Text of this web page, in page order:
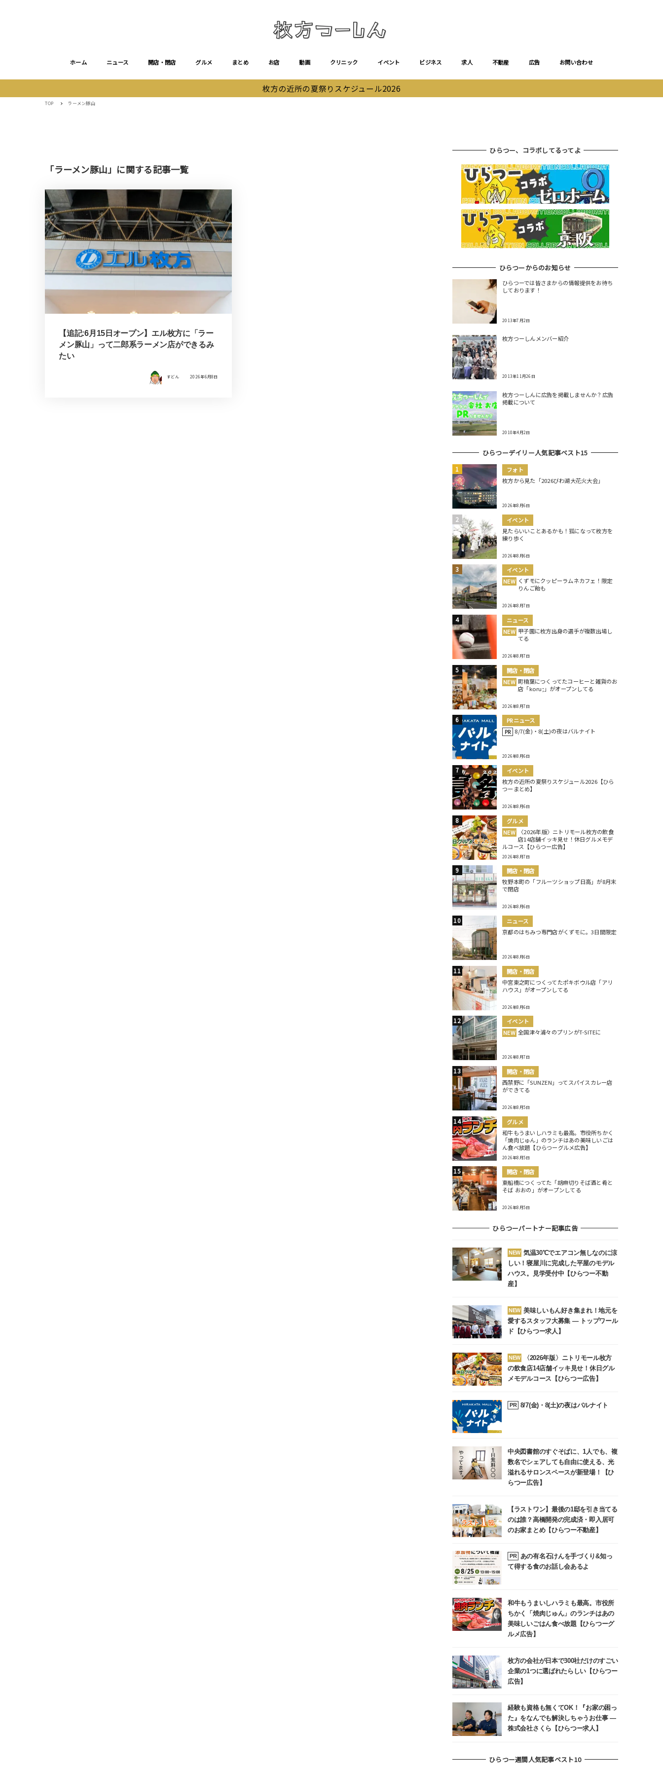
ホーム ニュース 開店・閉店 グルメ まとめ お店 動画 クリニック イベント ビジネス 求人 不動産 広告 お問い合わせ
枚方の近所の夏祭りスケジュール2026
TOP ラーメン豚山
「ラーメン豚山」に関する記事一覧
【追記:6月15日オープン】エル枚方に「ラー
メン豚山」って二郎系ラーメン店ができるみ
たい
すどん 2026年6月8日
ひらつー、コラボしてるってよ
ひらつーからのお知らせ
ひらつーでは皆さまからの情報提供をお待ち
しております！
2013年7月2日
枚方つーしんメンバー紹介
2013年11月26日
枚方つーしんに広告を掲載しませんか？広告
掲載について
2010年4月2日
ひらつーデイリー人気記事ベスト15
フォト
枚方から見た「2026びわ湖大花火大会」
2026年8月6日
イベント
見たらいいことあるかも！狐になって枚方を
練り歩く
2026年8月6日
イベント
NEW くずモにクッピーラムネカフェ！限定
りんご飴も
2026年8月7日
ニュース
NEW 甲子園に枚方出身の選手が複数出場し
てる
2026年8月7日
開店・閉店
NEW 町楠葉につくってたコーヒーと雑貨のお
店「koru;」がオープンしてる
2026年8月7日
PRニュース
PR 8/7(金)・8(土)の夜はバルナイト
2026年8月6日
イベント
枚方の近所の夏祭りスケジュール2026【ひら
つーまとめ】
2026年8月6日
グルメ
NEW
〈2026年版〉ニトリモール枚方の飲食
店14店舗イッキ見せ！休日グルメモデ
ルコース【ひらつー広告】
2026年8月7日
開店・閉店
牧野本町の「フルーツショップ日高」が8月末
で閉店
2026年8月6日
ニュース
京都のはちみつ専門店がくずモに。3日間限定
2026年8月6日
開店・閉店
中宮東之町につくってたポキボウル店「アリ
ハウス」がオープンしてる
2026年8月6日
イベント
NEW 全国津々浦々のプリンがT-SITEに
2026年8月7日
開店・閉店
西禁野に「SUNZEN」ってスパイスカレー店
ができてる
2026年8月5日
グルメ
和牛もうまいしハラミも最高。市役所ちかく
「焼肉じゅん」のランチはあの美味しいごは
ん食べ放題【ひらつーグルメ広告】
2026年8月5日
開店・閉店
東船橋につくってた「胡麻切りそば酒と肴と
そば おおの」がオープンしてる
2026年8月5日
ひらつーパートナー記事広告
NEW 気温30℃でエアコン無しなのに涼
しい！寝屋川に完成した平屋のモデル
ハウス。見学受付中【ひらつー不動
産】
NEW 美味しいもん好き集まれ！地元を
愛するスタッフ大募集 ― トップワール
ド【ひらつー求人】
NEW
〈2026年版〉ニトリモール枚方
の飲食店14店舗イッキ見せ！休日グル
メモデルコース【ひらつー広告】
PR 8/7(金)・8(土)の夜はバルナイト
中央図書館のすぐそばに、1人でも、複
数名でシェアしても自由に使える、光
溢れるサロンスペースが新登場！【ひ
らつー広告】
【ラストワン】最後の1邸を引き当てる
のは誰？高橋開発の完成済・即入居可
のお家まとめ【ひらつー不動産】
PR
あの有名石けんを手づくり&知っ
て得する食のお話し会あるよ
和牛もうまいしハラミも最高。市役所
ちかく「焼肉じゅん」のランチはあの
美味しいごはん食べ放題【ひらつーグ
ルメ広告】
枚方の会社が日本で300社だけのすごい
企業の1つに選ばれたらしい【ひらつー
広告】
経験も資格も無くてOK！『お家の困っ
た』をなんでも解決しちゃうお仕事 ―
株式会社さくら【ひらつー求人】
ひらつー週間人気記事ベスト10